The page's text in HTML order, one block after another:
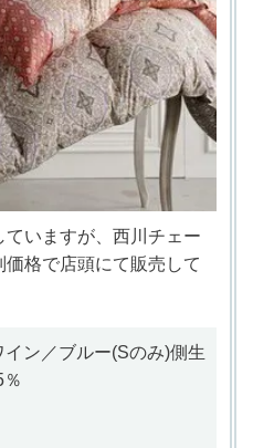
ていますが、西川チェー
価格で店頭にて販売して
イン／ブルー(Sのみ)側生